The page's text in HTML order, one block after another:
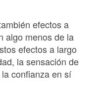
efectos a
algo menos de la
efectos a largo
la sensación de
confianza en sí